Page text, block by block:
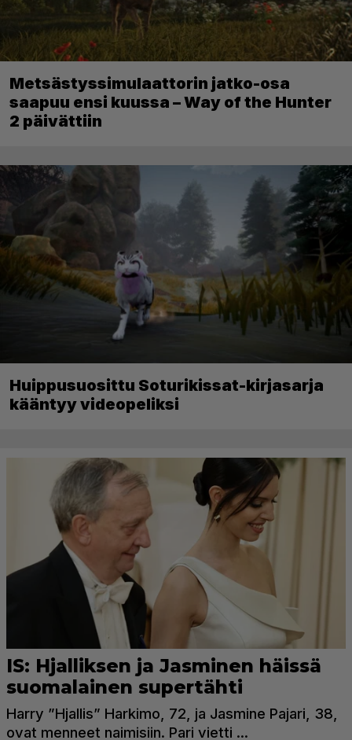
Metsästyssimulaattorin jatko-osa
saapuu ensi kuussa – Way of the Hunter
2 päivättiin
Huippusuosittu Soturikissat-kirjasarja
kääntyy videopeliksi